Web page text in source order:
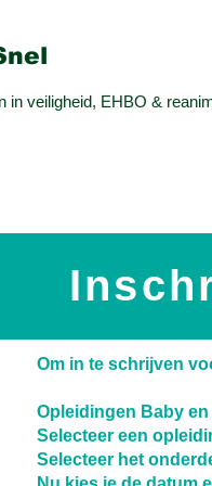
in veiligheid, EHBO &
Om in te schrijven
Opleidingen Baby
Selecteer een
Selecteer het